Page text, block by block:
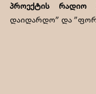
პროექტის რადიო
დაიდარდო” და